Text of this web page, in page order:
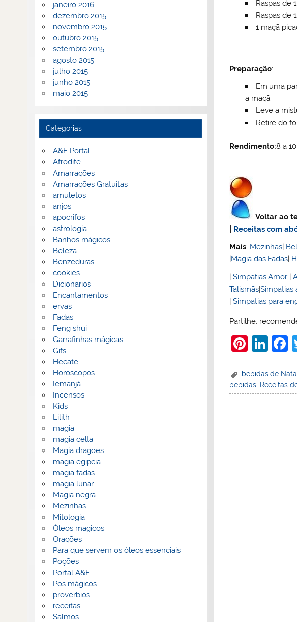
Raspas de
Raspas de
1 maçã
Preparação:
Em uma
a maçã.
Leve a
Retire do
Rendimento:8 a
Voltar ao
Receitas com
Mais: Mezinhas|
|Magia das Fadas|
|Simpatias Amor |
Talismãs|Simpatias
|Simpatias para
Partilhe,
Pi
er
e
Li
k
e
c
bebidas de
bebidas Receitas
janeiro 2016
dezembro 2015
novembro 2015
outubro 2015
setembro 2015
agosto 2015
julho 2015
junho 2015
maio 2015
Categorias
A&E Portal
Afrodite
Amarrações
Amarrações Gratuitas
amuletos
anjos
apocrifos
astrologia
Banhos mágicos
Beleza
Benzeduras
cookies
Dicionarios
Encantamentos
ervas
Fadas
Feng shui
Garrafinhas mágicas
Gifs
Hecate
Horoscopos
Iemanjá
Incensos
Kids
Lilith
magia
magia celta
Magia dragoes
magia egipcia
magia fadas
magia lunar
Magia negra
Mezinhas
Mitologia
Óleos magicos
Orações
Para que servem os óleos essenciais
Poções
Portal A&E
Pós mágicos
proverbios
receitas
Salmos